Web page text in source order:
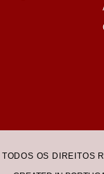
TODOS OS DIREITOS